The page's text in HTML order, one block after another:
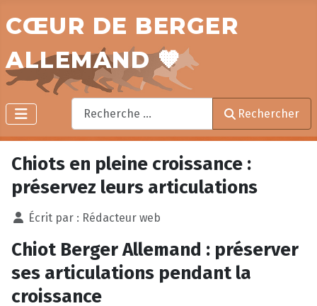
CŒUR DE BERGER
ALLEMAND 🧡
Rechercher
Rechercher
Chiots en pleine croissance :
préservez leurs articulations
Écrit par : Rédacteur web
Chiot Berger Allemand : préserver
ses articulations pendant la
croissance